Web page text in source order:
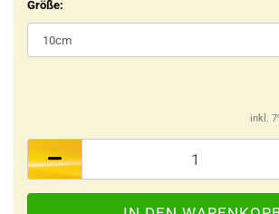
Größe:
inkl.